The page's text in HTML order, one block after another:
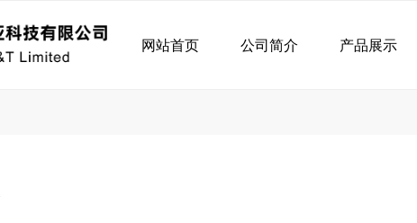
网站首页 公司简介 产品展示